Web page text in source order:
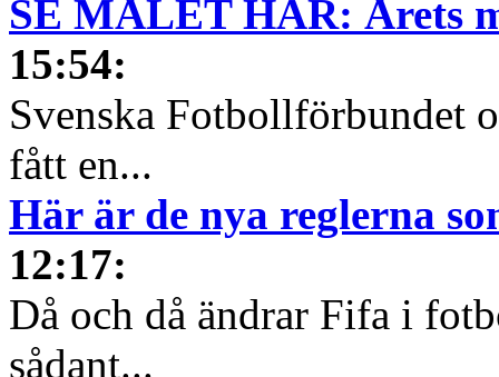
SE MÅLET HÄR: Årets
15:54:
Svenska Fotbollförbundet
fått en...
Här är de nya reglerna
12:17:
Då och då ändrar Fifa i
sådant...